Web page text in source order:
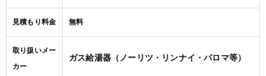
見積もり料金 無料
取り扱いメー
カー
ガス給湯器（ノーリツ・リンナイ・パロマ等）